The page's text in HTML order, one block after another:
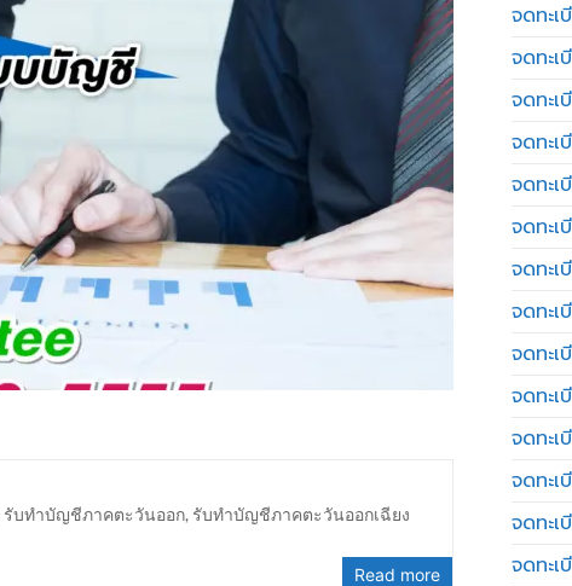
รับทำบัญชีภาคตะวันออก, รับทำบัญชีภาคตะวันออกเฉียง
Read more
จดทะ
จดทะ
จดทะ
จดทะ
จดทะ
จดทะ
จดทะ
จดทะ
จดทะ
จดทะ
จดทะ
จดทะ
จดทะเ
จดทะ